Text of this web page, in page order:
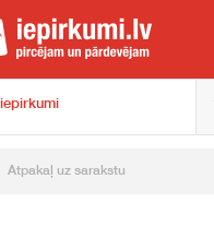
Atpakaļ uz sarakstu